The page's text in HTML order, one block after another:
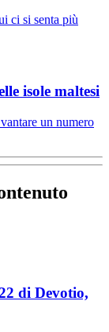
ci si senta più
isole maltesi
un numero
di Devotio,